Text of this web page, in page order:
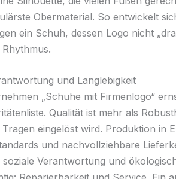
Obermaterial. So entwickelt
ein Schuh, dessen Logo nicht
und Langlebigkeit
„Schuhe mit Firmenlogo“
Qualität ist mehr als
Tragen eingelöst wird. Produktion in
und nachvollziehbare
Verantwortung und